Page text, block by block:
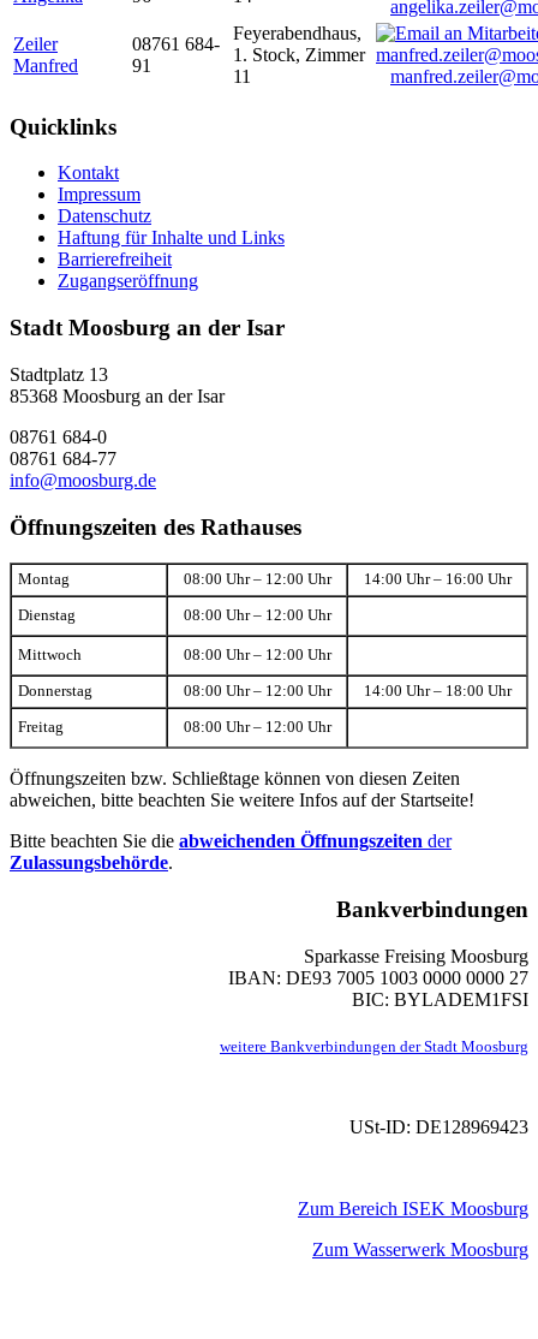
Zeiler
Manfred
08761 684-
91
Feyerabendhaus,
1. Stock, Zimmer
11
Quicklinks
Kontakt
Impressum
Datenschutz
Haftung für Inhalte und Links
Barrierefreiheit
Zugangseröffnung
Stadt Moosburg an der Isar
Stadtplatz 13
85368 Moosburg an der Isar
08761 684-0
08761 684-77
info@moosburg.de
Öffnungszeiten des Rathauses
Montag 08:00 Uhr – 12:00 Uhr 14:00 Uhr – 16:00 Uhr
Dienstag 08:00 Uhr – 12:00 Uhr
Mittwoch 08:00 Uhr – 12:00 Uhr
Donnerstag 08:00 Uhr – 12:00 Uhr 14:00 Uhr – 18:00 Uhr
Freitag 08:00 Uhr – 12:00 Uhr
Öffnungszeiten bzw. Schließtage können von diesen Zeiten
abweichen, bitte beachten Sie weitere Infos auf der Startseite!
Bitte beachten Sie die abweichenden Öffnungszeiten der
Zulassungsbehörde.
Bankverbindungen
Sparkasse Freising Moosburg
IBAN: DE93 7005 1003 0000 0000 27
BIC: BYLADEM1FSI
weitere Bankverbindungen der Stadt Moosburg
USt-ID: DE128969423
Zum Bereich ISEK Moosburg
Zum Wasserwerk Moosburg